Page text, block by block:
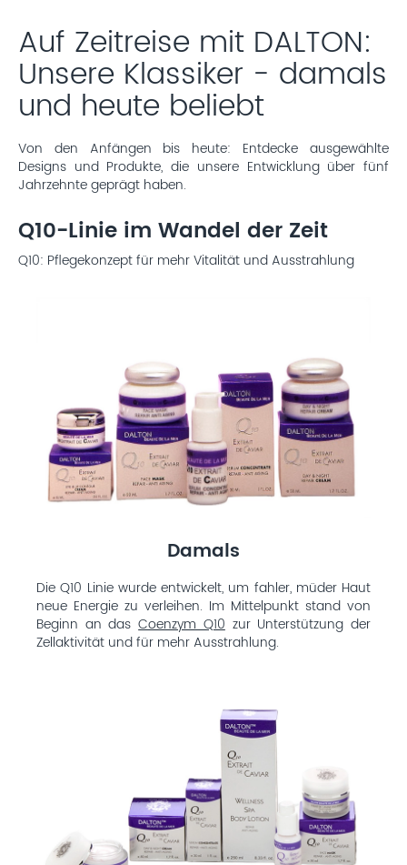
Auf Zeitreise mit DALTON:
Unsere Klassiker - damals
und heute beliebt
Von den Anfängen bis heute: Entdecke ausgewählte
Designs und Produkte, die unsere Entwicklung über fünf
Jahrzehnte geprägt haben.
Q10-Linie im Wandel der Zeit
Q10: Pflegekonzept für mehr Vitalität und Ausstrahlung
Damals
Die Q10 Linie wurde entwickelt, um fahler, müder Haut
neue Energie zu verleihen. Im Mittelpunkt stand von
Beginn an dasCoenzym Q10zur Unterstützung der
Zellaktivität und für mehr Ausstrahlung.